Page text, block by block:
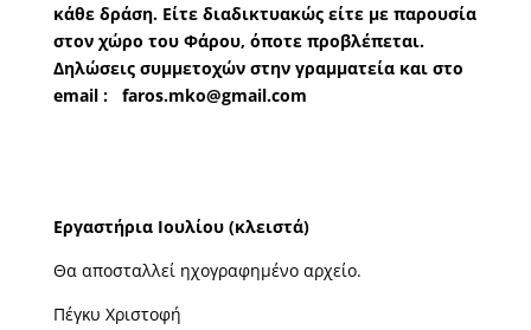
κάθε δράση. Είτε διαδικτυακώς είτε με παρουσία
στον χώρο του Φάρου, όποτε προβλέπεται.
Δηλώσεις συμμετοχών στην γραμματεία και στο
email : faros.mko@gmail.com
Εργαστήρια Ιουλίου (κλειστά)
Θα αποσταλλεί ηχογραφημένο αρχείο.
Πέγκυ Χριστοφή